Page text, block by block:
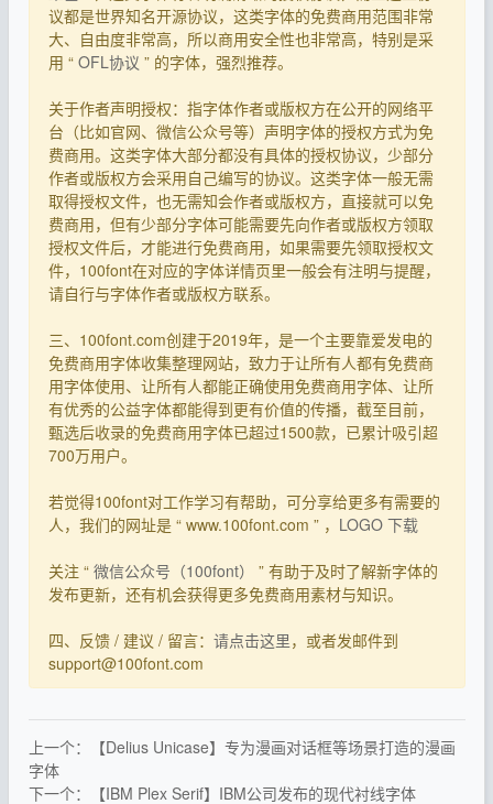
议都是世界知名开源协议，这类字体的免费商用范围非常
大、自由度非常高，所以商用安全性也非常高，特别是采
用 “ OFL协议 ” 的字体，强烈推荐。
关于作者声明授权：指字体作者或版权方在公开的网络平
台（比如官网、微信公众号等）声明字体的授权方式为免
费商用。这类字体大部分都没有具体的授权协议，少部分
作者或版权方会采用自己编写的协议。这类字体一般无需
取得授权文件，也无需知会作者或版权方，直接就可以免
费商用，但有少部分字体可能需要先向作者或版权方领取
授权文件后，才能进行免费商用，如果需要先领取授权文
件，100font在对应的字体详情页里一般会有注明与提醒，
请自行与字体作者或版权方联系。
三、100font.com创建于2019年，是一个主要靠爱发电的
免费商用字体收集整理网站，致力于让所有人都有免费商
用字体使用、让所有人都能正确使用免费商用字体、让所
有优秀的公益字体都能得到更有价值的传播，截至目前，
甄选后收录的免费商用字体已超过1500款，已累计吸引超
700万用户。
若觉得100font对工作学习有帮助，可分享给更多有需要的
人，我们的网址是 “ www.100font.com ” ， LOGO 下载
关注 “ 微信公众号（100font）
” 有助于及时了解新字体的
发布更新，还有机会获得更多免费商用素材与知识。
四、反馈 / 建议 / 留言： 请点击这里，或者发邮件到
support@100font.com
上一个：【Delius Unicase】专为漫画对话框等场景打造的漫画
字体
下一个：【IBM Plex Serif】IBM公司发布的现代衬线字体